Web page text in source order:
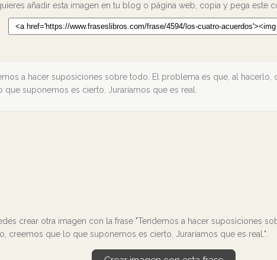
añadir esta imagen en tu blog o página web, copia y pega este
a hacer suposiciones sobre todo. El problema es que, al hacerlo,
que suponemos es cierto. Juraríamos que es real.
crear otra imagen con la frase "Tendemos a hacer suposiciones
creemos que lo que suponemos es cierto. Juraríamos que es real.".